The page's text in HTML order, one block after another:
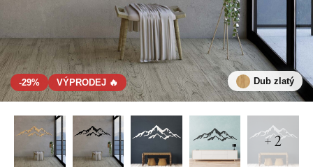
-29% VÝPRODEJ 🔥 Dub zlatý
+ 2